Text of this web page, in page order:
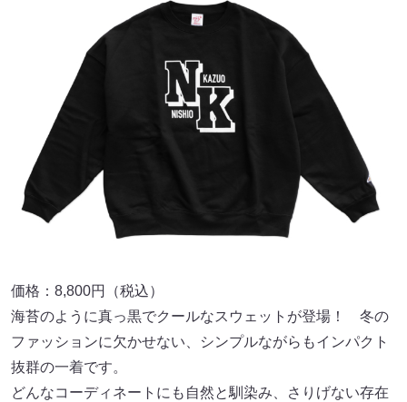
価格：8,800円（税込）
海苔のように真っ黒でクールなスウェットが登場！ 冬の
ファッションに欠かせない、シンプルながらもインパクト
抜群の一着です。
どんなコーディネートにも自然と馴染み、さりげない存在